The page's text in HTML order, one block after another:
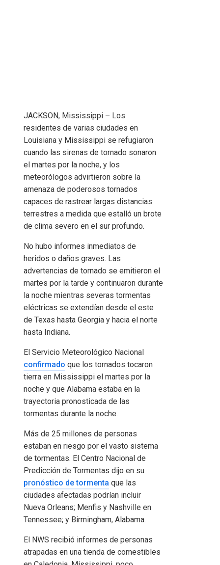
JACKSON, Mississippi – Los
residentes de varias ciudades en
Louisiana y Mississippi se refugiaron
cuando las sirenas de tornado sonaron
el martes por la noche, y los
meteorólogos advirtieron sobre la
amenaza de poderosos tornados
capaces de rastrear largas distancias
terrestres a medida que estalló un brote
de clima severo en el sur profundo.
No hubo informes inmediatos de
heridos o daños graves. Las
advertencias de tornado se emitieron el
martes por la tarde y continuaron durante
la noche mientras severas tormentas
eléctricas se extendían desde el este
de Texas hasta Georgia y hacia el norte
hasta Indiana.
El Servicio Meteorológico Nacional
confirmado que los tornados tocaron
tierra en Mississippi el martes por la
noche y que Alabama estaba en la
trayectoria pronosticada de las
tormentas durante la noche.
Más de 25 millones de personas
estaban en riesgo por el vasto sistema
de tormentas. El Centro Nacional de
Predicción de Tormentas dijo en su
pronóstico de tormenta que las
ciudades afectadas podrían incluir
Nueva Orleans; Menfis y Nashville en
Tennessee; y Birmingham, Alabama.
El NWS recibió informes de personas
atrapadas en una tienda de comestibles